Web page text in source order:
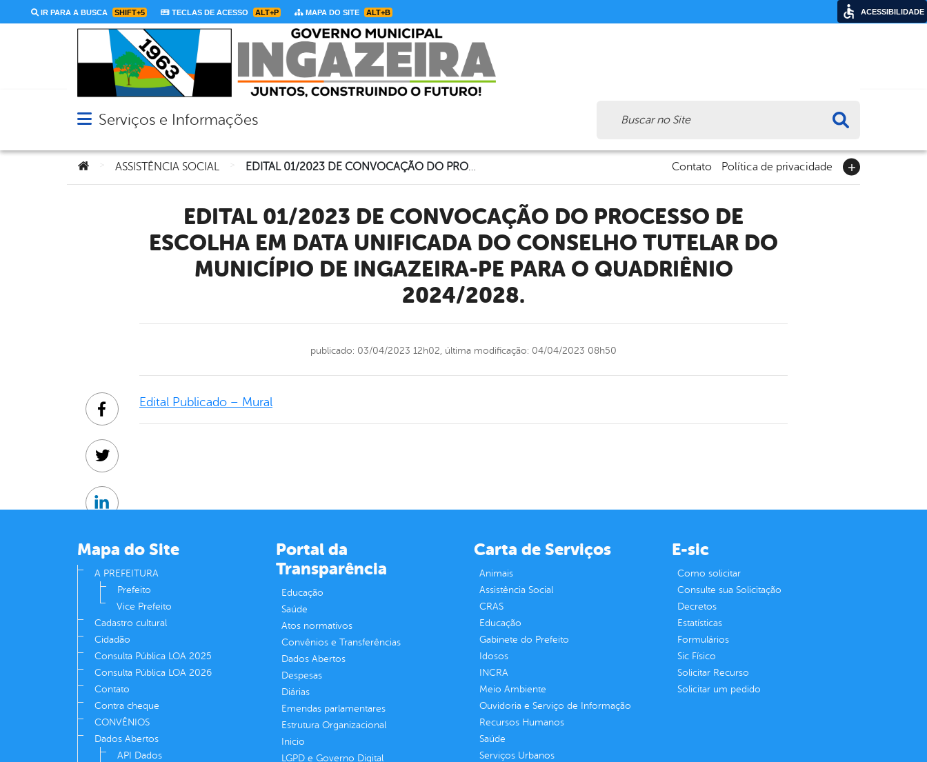
IR PARA A BUSCA SHIFT+5 TECLAS DE ACESSO ALT+P MAPA DO SITE ALT+B
Abrir menu principal de navegação
Serviços e Informações
Você está aqui:ASSISTÊNCIA SOCIAL EDITAL 01/2023 DE CONVOCAÇÃO DO PROCESSO DE ESCOLHA EM DATA UNIFICADA DO CONSELHO TUTELAR DO MUNICÍPIO DE INGAZEIRA-PE PARA O QUADRIÊNIO 2024/2028. Contato Política de privacidade
EDITAL 01/2023 DE CONVOCAÇÃO DO PROCESSO DE
ESCOLHA EM DATA UNIFICADA DO CONSELHO TUTELAR DO
MUNICÍPIO DE INGAZEIRA-PE PARA O QUADRIÊNIO
2024/2028.
publicado: 03/04/2023 12h02, última modificação: 04/04/2023 08h50
Edital Publicado – Mural
Facebook
Twitter
Linkedin
Mapa do Site
A PREFEITURA
Prefeito
Vice Prefeito
Cadastro cultural
Cidadão
Consulta Pública LOA 2025
Consulta Pública LOA 2026
Contato
Contra cheque
CONVÊNIOS
Dados Abertos
API Dados
Portal da
Transparência
Educação
Saúde
Atos normativos
Convênios e Transferências
Dados Abertos
Despesas
Diárias
Emendas parlamentares
Estrutura Organizacional
Inicio
LGPD e Governo Digital
Carta de Serviços
Animais
Assistência Social
CRAS
Educação
Gabinete do Prefeito
Idosos
INCRA
Meio Ambiente
Ouvidoria e Serviço de Informação
Recursos Humanos
Saúde
Serviços Urbanos
E-sic
Como solicitar
Consulte sua Solicitação
Decretos
Estatísticas
Formulários
Sic Físico
Solicitar Recurso
Solicitar um pedido
ACESSIBILIDADE